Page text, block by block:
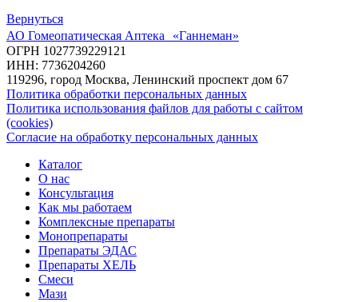
Вернуться
АО Гомеопатическая Аптека «Ганнеман»
ОГРН 1027739229121
ИНН: 7736204260
119296, город Москва, Ленинский проспект дом 67
Политика обработки персональных данных
Политика использования файлов для работы с сайтом
(cookies)
Согласие на обработку персональных данных
Каталог
О нас
Консультация
Как мы работаем
Комплексные препараты
Монопрепараты
Препараты ЭДАС
Препараты ХЕЛЬ
Смеси
Мази